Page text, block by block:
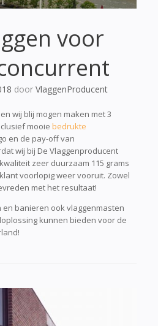
voor
door VlaggenProducent
wij blij mogen maken met 3
mooie bedrukte
en de pay-off van
wij bij De Vlaggenproducent
zeer duurzaam 115 grams
voorlopig weer vooruit. Zowel
met het resultaat!
banieren ook vlaggenmasten
kunnen bieden voor de